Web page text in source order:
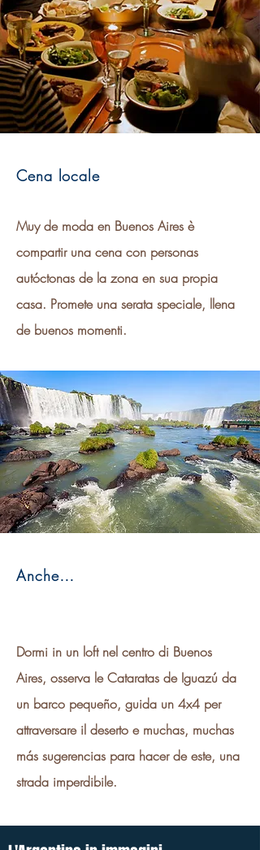
Cena locale
Muy de moda en Buenos Aires è
compartir una cena con personas
autóctonas de la zona en sua propia
casa. Promete una serata speciale, llena
de buenos momenti.
Anche…
Dormi in un loft nel centro di Buenos
Aires, osserva le Cataratas de Iguazú da
un barco pequeño, guida un 4x4 per
attraversare il deserto e muchas, muchas
más sugerencias para hacer de este, una
strada imperdibile.